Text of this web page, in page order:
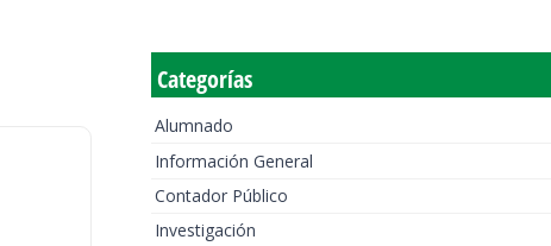
Categorías
Alumnado
Información General
Contador Público
Investigación